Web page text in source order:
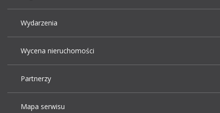
Wydarzenia
Wycena nieruchomości
Partnerzy
Mapa serwisu